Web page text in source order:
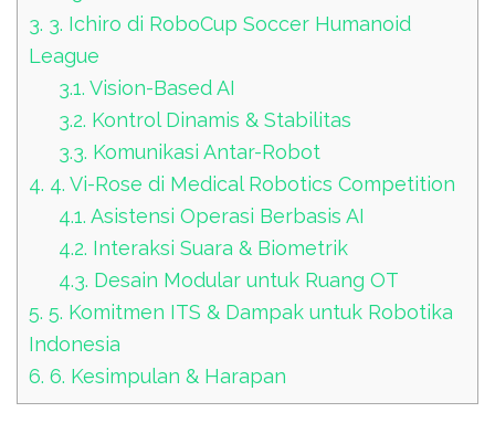
3. 3. Ichiro di RoboCup Soccer Humanoid
League
3.1. Vision-Based AI
3.2. Kontrol Dinamis & Stabilitas
3.3. Komunikasi Antar-Robot
4. 4. Vi-Rose di Medical Robotics Competition
4.1. Asistensi Operasi Berbasis AI
4.2. Interaksi Suara & Biometrik
4.3. Desain Modular untuk Ruang OT
5. 5. Komitmen ITS & Dampak untuk Robotika
Indonesia
6. 6. Kesimpulan & Harapan